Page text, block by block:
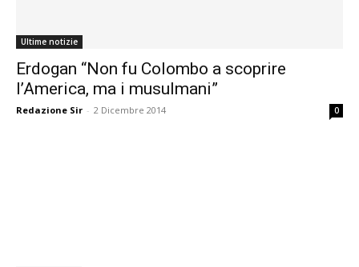
Ultime notizie
Erdogan “Non fu Colombo a scoprire
l’America, ma i musulmani”
Redazione Sir - 2 Dicembre 2014 0